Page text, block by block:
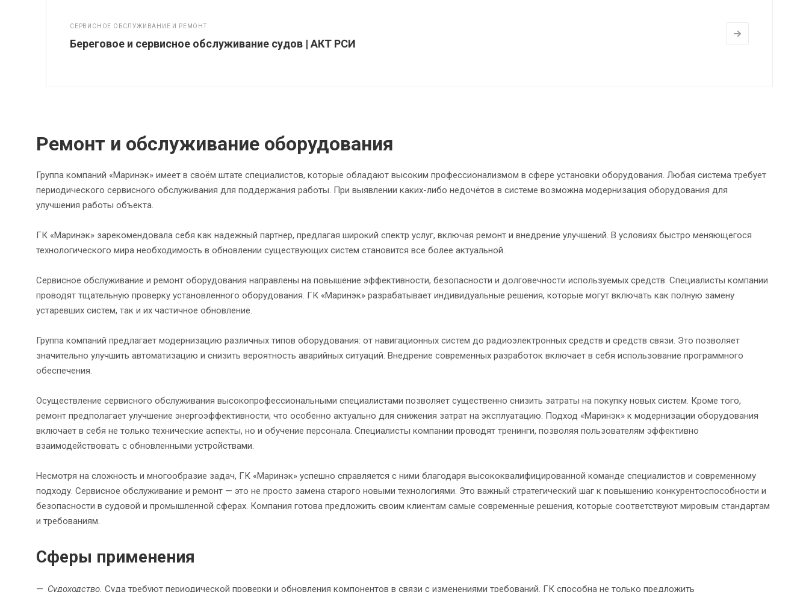
СЕРВИСНОЕ ОБСЛУЖИВАНИЕ И РЕМОНТ
Береговое и сервисное обслуживание судов | АКТ РСИ
Ремонт и обслуживание оборудования
Группа компаний «Маринэк» имеет в своём штате специалистов, которые обладают высоким профессионализмом в сфере установки оборудования. Любая система требует
периодического сервисного обслуживания для поддержания работы. При выявлении каких-либо недочётов в системе возможна модернизация оборудования для
улучшения работы объекта.
ГК «Маринэк» зарекомендовала себя как надежный партнер, предлагая широкий спектр услуг, включая ремонт и внедрение улучшений. В условиях быстро меняющегося
технологического мира необходимость в обновлении существующих систем становится все более актуальной.
Сервисное обслуживание и ремонт оборудования направлены на повышение эффективности, безопасности и долговечности используемых средств. Специалисты компании
проводят тщательную проверку установленного оборудования. ГК «Маринэк» разрабатывает индивидуальные решения, которые могут включать как полную замену
устаревших систем, так и их частичное обновление.
Группа компаний предлагает модернизацию различных типов оборудования: от навигационных систем до радиоэлектронных средств и средств связи. Это позволяет
значительно улучшить автоматизацию и снизить вероятность аварийных ситуаций. Внедрение современных разработок включает в себя использование программного
обеспечения.
Осуществление сервисного обслуживания высокопрофессиональными специалистами позволяет существенно снизить затраты на покупку новых систем. Кроме того,
ремонт предполагает улучшение энергоэффективности, что особенно актуально для снижения затрат на эксплуатацию. Подход «Маринэк» к модернизации оборудования
включает в себя не только технические аспекты, но и обучение персонала. Специалисты компании проводят тренинги, позволяя пользователям эффективно
взаимодействовать с обновленными устройствами.
Несмотря на сложность и многообразие задач, ГК «Маринэк» успешно справляется с ними благодаря высококвалифицированной команде специалистов и современному
подходу. Сервисное обслуживание и ремонт — это не просто замена старого новыми технологиями. Это важный стратегический шаг к повышению конкурентоспособности и
безопасности в судовой и промышленной сферах. Компания готова предложить своим клиентам самые современные решения, которые соответствуют мировым стандартам
и требованиям.
Сферы применения
Судоходство. Суда требуют периодической проверки и обновления компонентов в связи с изменениями требований. ГК способна не только предложить